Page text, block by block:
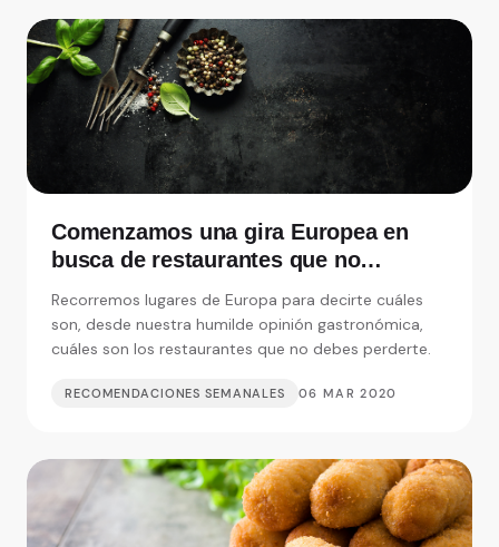
Comenzamos una gira Europea en
busca de restaurantes que no
Recorremos lugares de Europa para decirte cuáles
son, desde nuestra humilde opinión gastronómica,
cuáles son los restaurantes que no debes perderte.
RECOMENDACIONES SEMANALES 06 MAR 2020